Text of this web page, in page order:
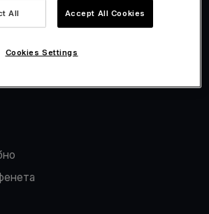
All Accept All Cookies
Cookies Settings